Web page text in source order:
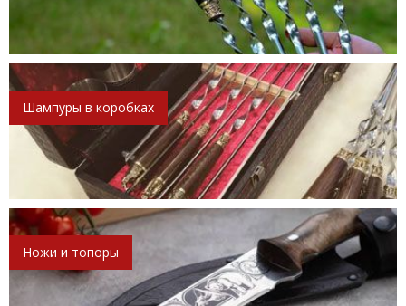
Шампуры в коробках
Ножи и топоры